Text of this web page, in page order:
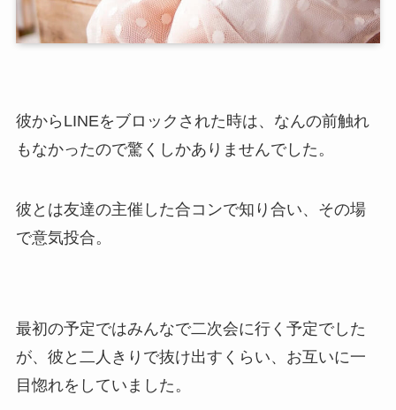
彼からLINEをブロックされた時は、なんの前触れ
もなかったので驚くしかありませんでした。
彼とは友達の主催した合コンで知り合い、その場
で意気投合。
最初の予定ではみんなで二次会に行く予定でした
が、彼と二人きりで抜け出すくらい、お互いに一
目惚れをしていました。